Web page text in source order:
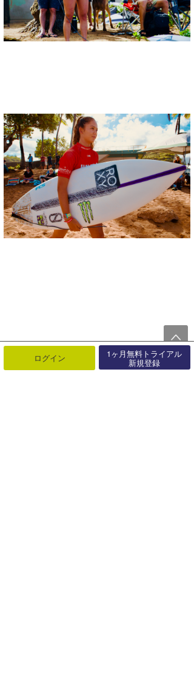
ログイン 1ヶ月無料トライアル
新規登録